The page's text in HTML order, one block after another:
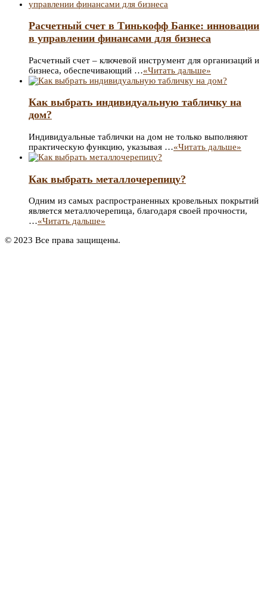
Расчетный счет в Тинькофф Банке: инновации
в управлении финансами для бизнеса
Расчетный счет – ключевой инструмент для организаций и
бизнеса, обеспечивающий …«Читать дальше»
Как выбрать индивидуальную табличку на
дом?
Индивидуальные таблички на дом не только выполняют
практическую функцию, указывая …«Читать дальше»
Как выбрать металлочерепицу?
Одним из самых распространенных кровельных покрытий
является металлочерепица, благодаря своей прочности,
…«Читать дальше»
© 2023 Все права защищены.